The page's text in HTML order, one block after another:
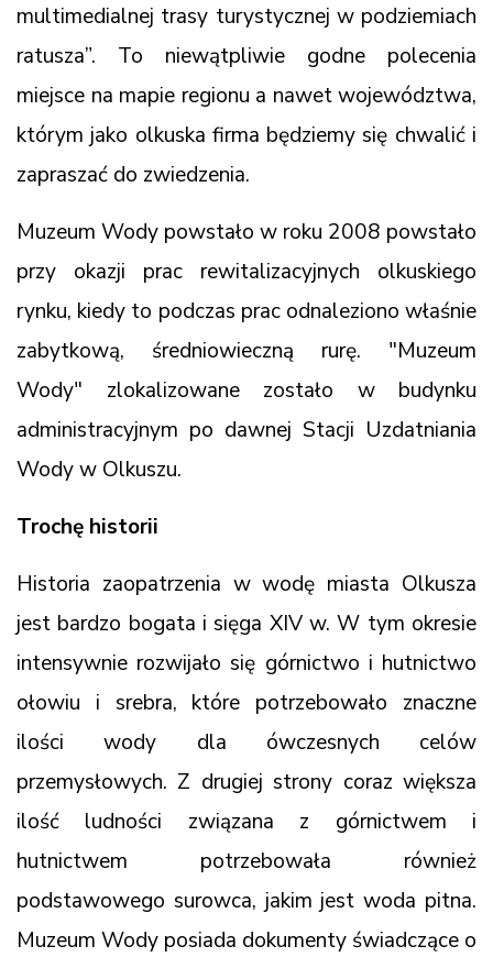
multimedialnej trasy turystycznej w podziemiach
ratusza”. To niewątpliwie godne polecenia
miejsce na mapie regionu a nawet województwa,
którym jako olkuska firma będziemy się chwalić i
zapraszać do zwiedzenia.
Muzeum Wody powstało w roku 2008 powstało
przy okazji prac rewitalizacyjnych olkuskiego
rynku, kiedy to podczas prac odnaleziono właśnie
zabytkową, średniowieczną rurę. "Muzeum
Wody" zlokalizowane zostało w budynku
administracyjnym po dawnej Stacji Uzdatniania
Wody w Olkuszu.
Trochę historii
Historia zaopatrzenia w wodę miasta Olkusza
jest bardzo bogata i sięga XIV w. W tym okresie
intensywnie rozwijało się górnictwo i hutnictwo
ołowiu i srebra, które potrzebowało znaczne
ilości wody dla ówczesnych celów
przemysłowych. Z drugiej strony coraz większa
ilość ludności związana z górnictwem i
hutnictwem potrzebowała również
podstawowego surowca, jakim jest woda pitna.
Muzeum Wody posiada dokumenty świadczące o